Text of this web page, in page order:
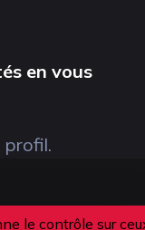
le contrôle sur
en vous